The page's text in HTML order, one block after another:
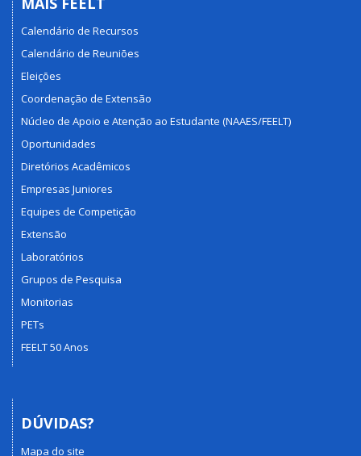
Calendário de Recursos
Calendário de Reuniões
Eleições
Coordenação de Extensão
Núcleo de Apoio e Atenção ao Estudante (NAAES/FEELT)
Oportunidades
Diretórios Acadêmicos
Empresas Juniores
Equipes de Competição
Extensão
Laboratórios
Grupos de Pesquisa
Monitorias
PETs
FEELT 50 Anos
DÚVIDAS?
Mapa do site